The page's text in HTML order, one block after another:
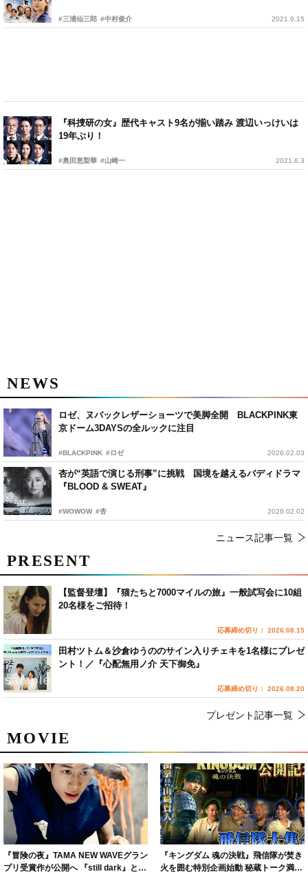
#三浦仙三郎 #中村俊介 2021.9.15
『科捜研の女』歴代キャスト9名が揃い踏み 渡辺いっけいは
19年ぶり！
#奥田恵梨華 #山崎一 2021.6.3
NEWS
ロゼ、ヌバックレザーショーツで美脚全開 BLACKPINK東
京ドーム3DAYSの全ルックに注目
#BLACKPINK #ロゼ 2026.02.03
杏が“英語で演じる刑事”に挑戦 国境を越えるバディドラマ
『BLOOD & SWEAT』
#WOWOW #杏 2026.02.02
ニュース記事一覧
MOVIE
『冒険の夜』TAMA NEW WAVEグラン
プリ受賞作が公開へ 『still dark』と同
『キングダム 魂の決戦』飛信隊が焚き
火を囲む特別企画始動 秘蔵トーク満載
PRESENT
【監督登壇】『猫たちと7000マイルの旅』一般試写会に10組
20名様をご招待！
応募締め切り： 2026.08.15
田村ツトム＆沙倉ゆうののサイン入りチェキを1名様にプレゼ
ント！／『心配無用ノ介 天下御免』
応募締め切り： 2026.08.20
プレゼント記事一覧